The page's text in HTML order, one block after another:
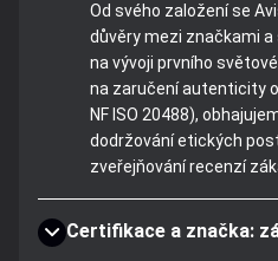
Od svého založení se
důvěry mezi značkami
na vývoji prvního
na zaručení autenticity
NF ISO 20488),
dodržování etických
zveřejňování recenzí
Certifikace a značka: